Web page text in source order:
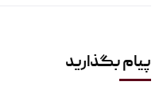
پیام بگذارید